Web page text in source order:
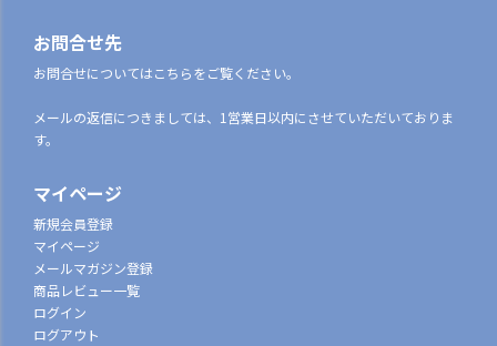
お問合せ先
お問合せについてはこちらをご覧ください。
メールの返信につきましては、1営業日以内にさせていただいておりま
す。
マイページ
新規会員登録
マイページ
メールマガジン登録
商品レビュー一覧
ログイン
ログアウト